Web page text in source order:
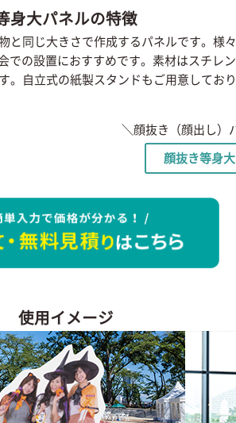
身大パネルの特徴
同じ大きさで作成するパネルです。様
での設置におすすめです。素材はスチレ
。自立式の紙製スタンドもご用意してお
＼顔抜き（顔出し）
顔抜き等身
使用イメージ